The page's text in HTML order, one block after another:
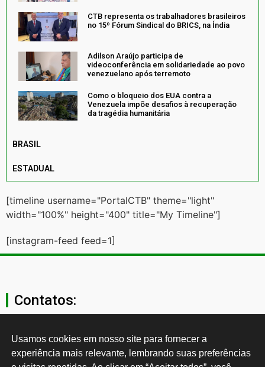
CTB representa os trabalhadores brasileiros
no 15º Fórum Sindical do BRICS, na Índia
Adilson Araújo participa de
videoconferência em solidariedade ao povo
venezuelano após terremoto
Como o bloqueio dos EUA contra a
Venezuela impõe desafios à recuperação
da tragédia humanitária
BRASIL
ESTADUAL
[timeline username="PortalCTB" theme="light"
width="100%" height="400" title="My Timeline"]
[instagram-feed feed=1]
Contatos:
secgeral@ctb.org.br
11 3874-0040
Usamos cookies em nosso site para fornecer a
experiência mais relevante, lembrando suas preferências